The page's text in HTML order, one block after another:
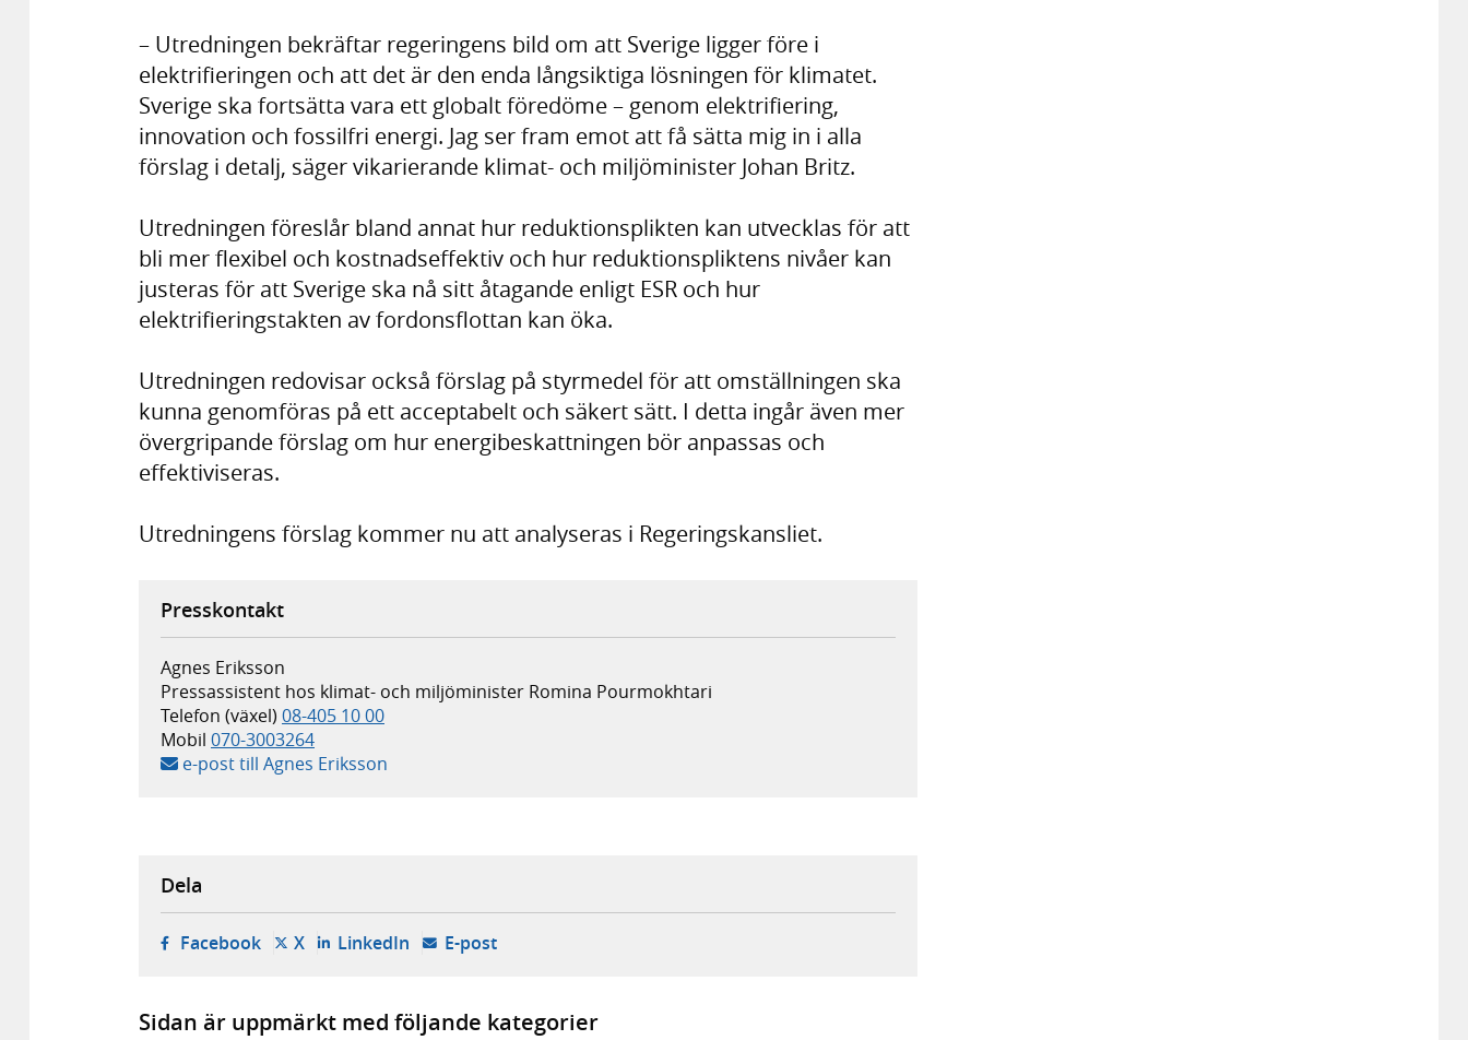
– Utredningen bekräftar regeringens bild om att Sverige ligger före i
elektrifieringen och att det är den enda långsiktiga lösningen för klimatet.
Sverige ska fortsätta vara ett globalt föredöme – genom elektrifiering,
innovation och fossilfri energi. Jag ser fram emot att få sätta mig in i alla
förslag i detalj, säger vikarierande klimat- och miljöminister Johan Britz.
Utredningen föreslår bland annat hur reduktionsplikten kan utvecklas för att
bli mer flexibel och kostnadseffektiv och hur reduktionspliktens nivåer kan
justeras för att Sverige ska nå sitt åtagande enligt ESR och hur
elektrifieringstakten av fordonsflottan kan öka.
Utredningen redovisar också förslag på styrmedel för att omställningen ska
kunna genomföras på ett acceptabelt och säkert sätt. I detta ingår även mer
övergripande förslag om hur energibeskattningen bör anpassas och
effektiviseras.
Utredningens förslag kommer nu att analyseras i Regeringskansliet.
Presskontakt
Agnes Eriksson
Pressassistent hos klimat- och miljöminister Romina Pourmokhtari
Telefon (växel) 08-405 10 00
Mobil 070-3003264
e-post till Agnes Eriksson
Dela
Facebook- öppnas i ny flik, extern webbplats,
X- öppnas i ny flik, extern webbplats,
LinkedIn- öppnas i ny flik, extern webbplats,
E-post- öppnar din e-postklient,
Sidan är uppmärkt med följande kategorier